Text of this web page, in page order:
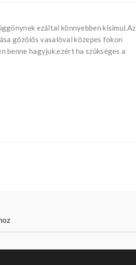
ezáltal könnyebben kisimul.Az
gőzölős vasalóval közepes fokon
hagyjuk,ezért ha szükséges a